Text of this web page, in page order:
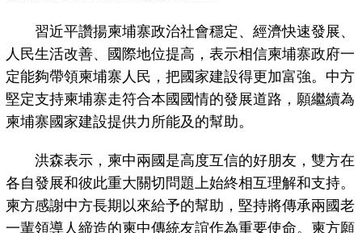
習近平讚揚柬埔寨政治社會穩定、經濟快速發展、
人民生活改善、國際地位提高，表示相信柬埔寨政府一
定能夠帶領柬埔寨人民，把國家建設得更加富強。中方
堅定支持柬埔寨走符合本國國情的發展道路，願繼續為
柬埔寨國家建設提供力所能及的幫助。
洪森表示，柬中兩國是高度互信的好朋友，雙方在
各自發展和彼此重大關切問題上始終相互理解和支持。
柬方感謝中方長期以來給予的幫助，堅持將傳承兩國老
一輩領導人締造的柬中傳統友誼作為重要使命。柬方願